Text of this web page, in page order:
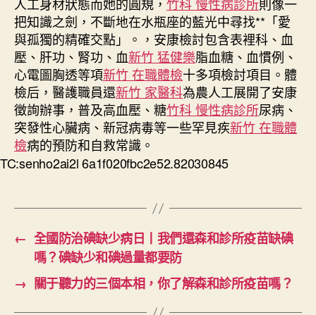
把知識之劍，不斷地在水瓶座的藍光中尋找**「愛
與孤獨的精確交點」。，安康檢討包含表裡科、血
壓、肝功、腎功、血新竹 猛健樂脂血糖、血慣例、
心電圖胸透等項新竹 在職體檢十多項檢討項目。體
檢后，醫護職員還新竹 家醫科為農人工展開了安康
徵詢辦事，普及高血壓、糖竹科 慢性病診所尿病、
突發性心臟病、新冠病毒等一些罕見疾新竹 在職體
檢病的預防和自救常識。
TC:senho2ai2l 6a1f020fbc2e52.82030845
← 全國防治碘缺少病日丨我們還森和診所疫苗缺碘
嗎？碘缺少和碘過量都要防
→ 關于聽力的三個本相，你了解森和診所疫苗嗎？